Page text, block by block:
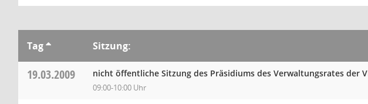
Tag Sitzung:
19.03.2009 nicht öffentliche Sitzung des Präsidiums des Verwaltungsrates der
09:00-10:00 Uhr